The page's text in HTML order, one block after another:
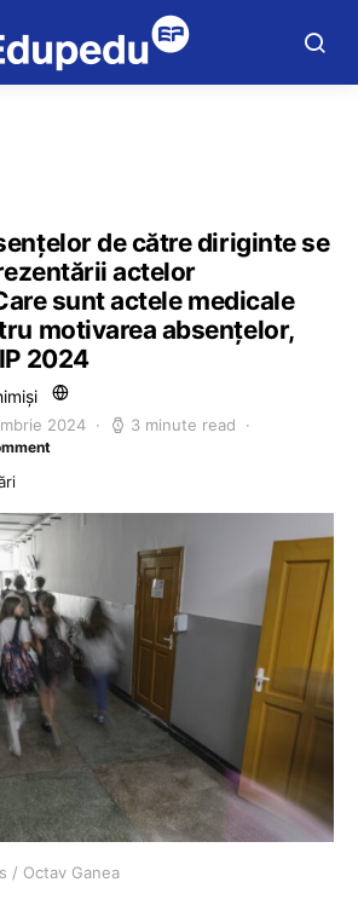
de către diriginte se
actelor
sunt actele medicale
motivarea absențelor,
2024
2024 3 minute read
/ Octav Ganea